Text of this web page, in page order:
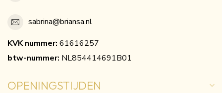
sabrina@briansa.nl
KVK nummer: 61616257
btw-nummer: NL854414691B01
OPENINGSTIJDEN